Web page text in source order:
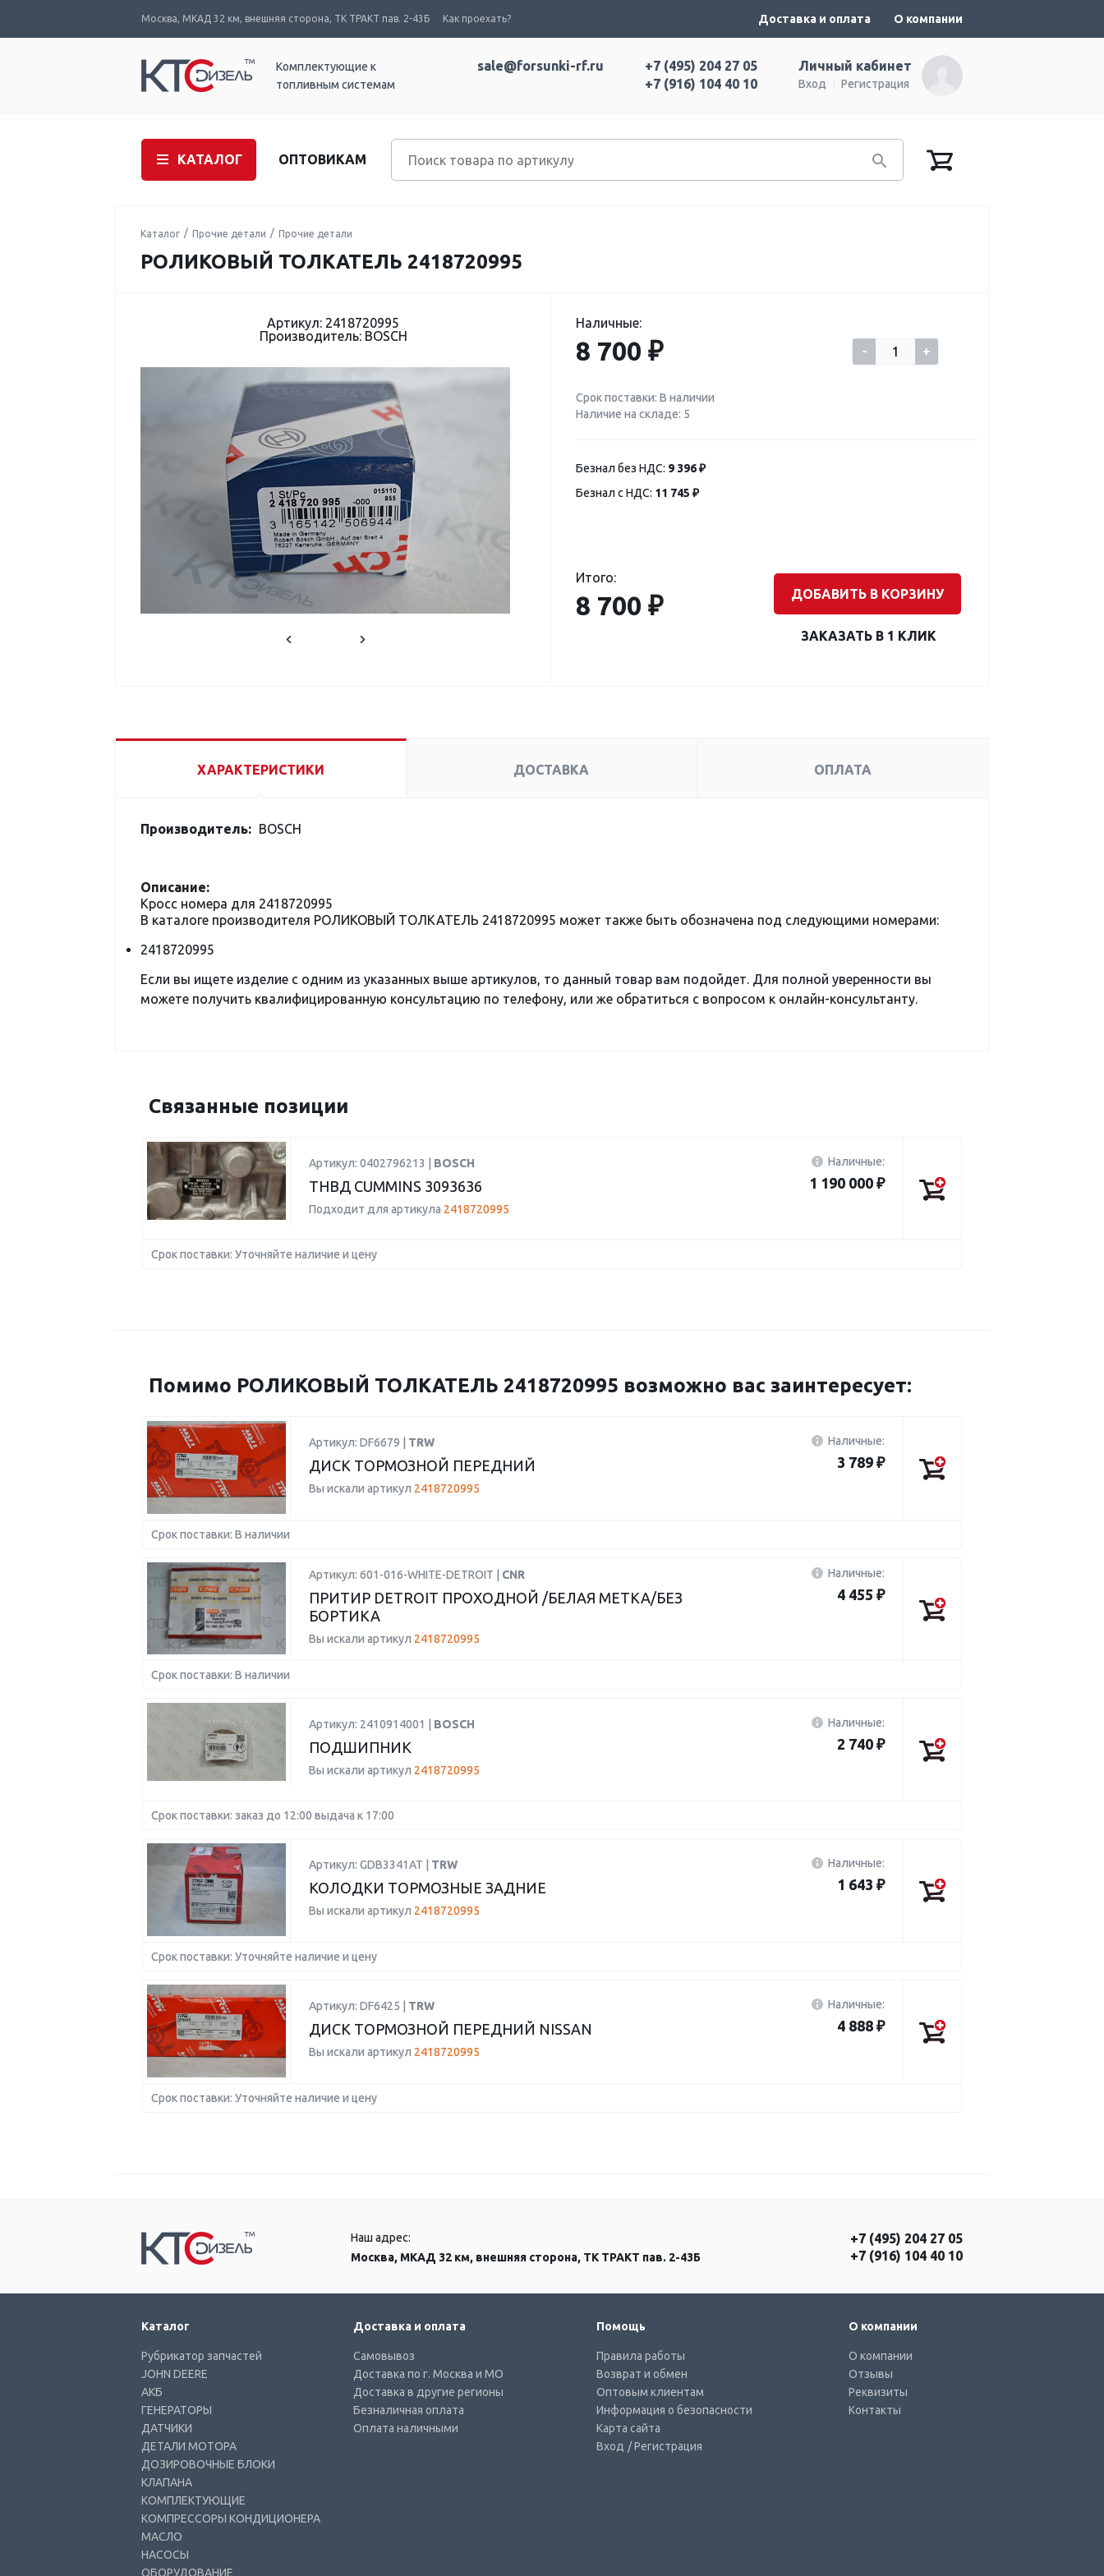
Москва, МКАД 32 км, внешняя сторона, ТК ТРАКТ пав. 2-43Б Как проехать? Доставка и оплата О компании
Комплектующие к
топливным системам
Личный кабинет
Вход Регистрация
+7 (495) 204 27 05
+7 (916) 104 40 10
sale@forsunki-rf.ru
КАТАЛОГ ОПТОВИКАМ
Каталог Прочие детали Прочие детали
РОЛИКОВЫЙ ТОЛКАТЕЛЬ 2418720995
Артикул: 2418720995
Производитель: BOSCH
Наличные:
8 700 ₽ - +
Срок поставки: В наличии
Наличие на складе: 5
Безнал без НДС: 9 396 ₽
Безнал с НДС: 11 745 ₽
Итого:
8 700 ₽ ДОБАВИТЬ В КОРЗИНУ
ЗАКАЗАТЬ В 1 КЛИК
ХАРАКТЕРИСТИКИ ДОСТАВКА ОПЛАТА
Производитель: BOSCH
Описание:
Кросс номера для 2418720995
В каталоге производителя РОЛИКОВЫЙ ТОЛКАТЕЛЬ 2418720995 может также быть обозначена под следующими номерами:
2418720995
Если вы ищете изделие с одним из указанных выше артикулов, то данный товар вам подойдет. Для полной уверенности вы
можете получить квалифицированную консультацию по телефону, или же обратиться с вопросом к онлайн-консультанту.
Связанные позиции
Артикул: 0402796213 | BOSCH
ТНВД CUMMINS 3093636
Подходит для артикула 2418720995
Наличные:
1 190 000 ₽
Срок поставки: Уточняйте наличие и цену
Помимо РОЛИКОВЫЙ ТОЛКАТЕЛЬ 2418720995 возможно вас заинтересует:
Артикул: DF6679 | TRW
ДИСК ТОРМОЗНОЙ ПЕРЕДНИЙ
Вы искали артикул 2418720995
Наличные:
3 789 ₽
Срок поставки: В наличии
Артикул: 601-016-WHITE-DETROIT | CNR
ПРИТИР DETROIT ПРОХОДНОЙ /БЕЛАЯ МЕТКА/БЕЗ
БОРТИКА
Вы искали артикул 2418720995
Наличные:
4 455 ₽
Срок поставки: В наличии
Артикул: 2410914001 | BOSCH
ПОДШИПНИК
Вы искали артикул 2418720995
Наличные:
2 740 ₽
Срок поставки: заказ до 12:00 выдача к 17:00
Артикул: GDB3341AT | TRW
КОЛОДКИ ТОРМОЗНЫЕ ЗАДНИЕ
Вы искали артикул 2418720995
Наличные:
1 643 ₽
Срок поставки: Уточняйте наличие и цену
Артикул: DF6425 | TRW
ДИСК ТОРМОЗНОЙ ПЕРЕДНИЙ NISSAN
Вы искали артикул 2418720995
Наличные:
4 888 ₽
Срок поставки: Уточняйте наличие и цену
Наш адрес:
Москва, МКАД 32 км, внешняя сторона, ТК ТРАКТ пав. 2-43Б
+7 (495) 204 27 05
+7 (916) 104 40 10
Каталог
Рубрикатор запчастей
JOHN DEERE
АКБ
ГЕНЕРАТОРЫ
ДАТЧИКИ
ДЕТАЛИ МОТОРА
ДОЗИРОВОЧНЫЕ БЛОКИ
КЛАПАНА
КОМПЛЕКТУЮЩИЕ
КОМПРЕССОРЫ КОНДИЦИОНЕРА
МАСЛО
НАСОСЫ
ОБОРУДОВАНИЕ
Доставка и оплата
Самовывоз
Доставка по г. Москва и МО
Доставка в другие регионы
Безналичная оплата
Оплата наличными
Помощь
Правила работы
Возврат и обмен
Оптовым клиентам
Информация о безопасности
Карта сайта
Вход / Регистрация
О компании
О компании
Отзывы
Реквизиты
Контакты